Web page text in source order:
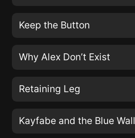
Keep the Button
Why Alex Don’t Exist
Retaining Leg
Kayfabe and the Blue Wall